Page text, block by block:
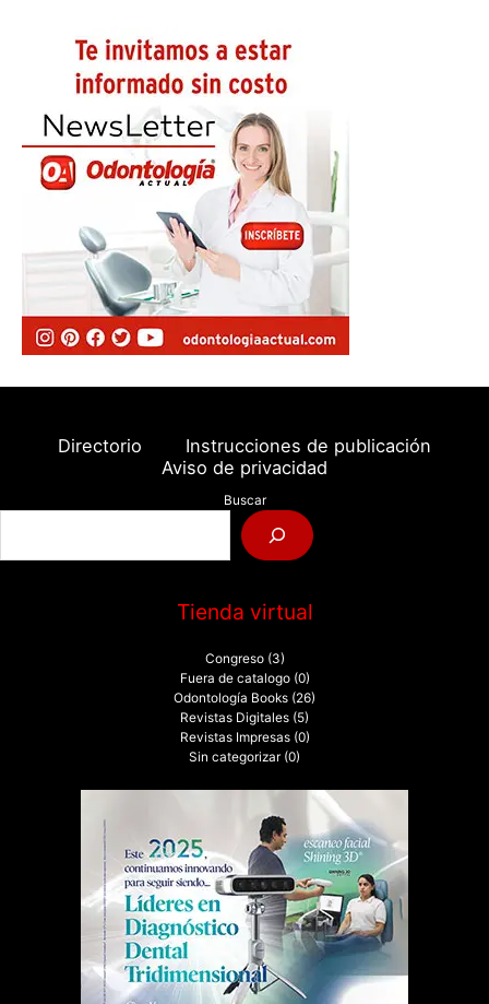
Directorio
Instrucciones de publicación
Aviso de privacidad
Buscar
Tienda virtual
Congreso (3)
Fuera de catalogo (0)
Odontología Books (26)
Revistas Digitales (5)
Revistas Impresas (0)
Sin categorizar (0)